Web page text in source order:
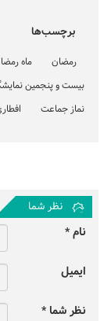
برچسب‌ها
رمضان ماه
بیست و پنجمین
نماز جماعت
نظر شما
نام *
ایمیل
نظر شما *